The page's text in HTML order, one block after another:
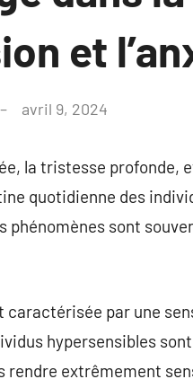
et
avril 9, 2024
la tristesse profonde,
quotidienne des
phénomènes sont
caractérisée par une
hypersensibles
rendre extrêmement